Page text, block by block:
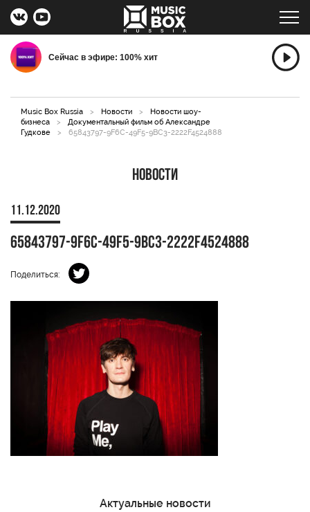
Сейчас в эфире: 100% хит
Music Box Russia > Новости >
Новости шоу-
бизнеса
>
Документальный фильм об Александре
Гудкове
> 65843797-9F6C-49F5-9BC3-2222F4524888
Новости
11.12.2020
65843797-9F6C-49F5-9BC3-2222F4524888
Поделиться:
Актуальные новости